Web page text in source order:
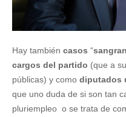
Hay tambiéncasos “
cargos del partido (que a
públicas) y comodiputados
que uno duda de si son tan
pluriempleo o se trata de